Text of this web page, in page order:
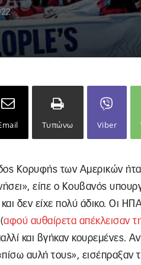
Τυπώνω Viber
Κορυφής των Αμερικών
είπε ο Κουβανός
και δεν είχε πολύ άδικο. Οι
αφού αυθαίρετα απέκλεισαν
και βγήκαν κουρεμένες.
αυλή τους», εισέπραξαν